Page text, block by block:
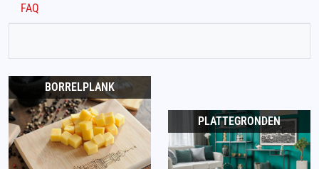
FAQ
BORRELPLANK
PLATTEGRONDEN